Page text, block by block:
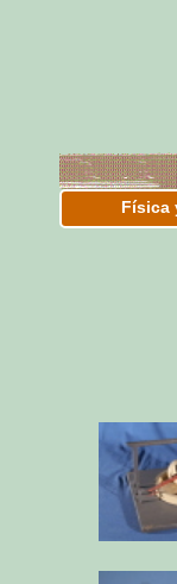
Física